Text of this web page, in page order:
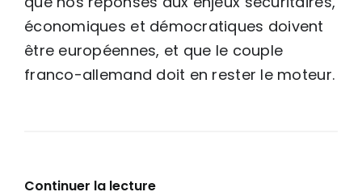
économiques et démocratiques doivent
être européennes, et que le couple
franco-allemand doit en rester le moteur.
Continuer la lecture